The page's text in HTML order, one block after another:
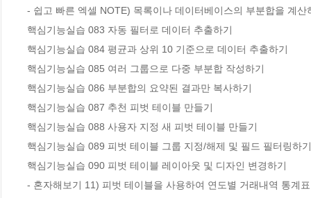
- 쉽고 빠른 엑셀 NOTE) 목록이나 데이터베이스의 부분합을 계산
핵심기능실습 083 자동 필터로 데이터 추출하기
핵심기능실습 084 평균과 상위 10 기준으로 데이터 추출하기
핵심기능실습 085 여러 그룹으로 다중 부분합 작성하기
핵심기능실습 086 부분합의 요약된 결과만 복사하기
핵심기능실습 087 추천 피벗 테이블 만들기
핵심기능실습 088 사용자 지정 새 피벗 테이블 만들기
핵심기능실습 089 피벗 테이블 그룹 지정/해제 및 필드 필터링하기
핵심기능실습 090 피벗 테이블 레이아웃 및 디자인 변경하기
- 혼자해보기 11) 피벗 테이블을 사용하여 연도별 거래내역 통계